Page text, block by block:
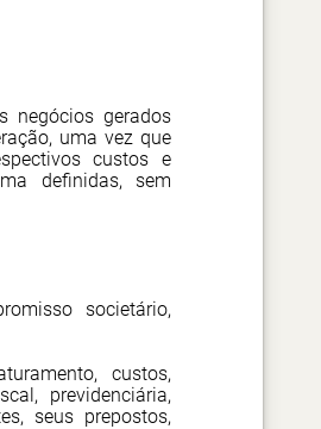
negócios gerados
uma vez que
custos e
definidas, sem
societário,
custos,
previdenciária,
seus prepostos,